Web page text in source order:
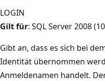
LOGIN
Gilt für: SQL Server 2008
Gibt an, dass es sich bei
Identität übernommen
Anmeldenamen handelt.